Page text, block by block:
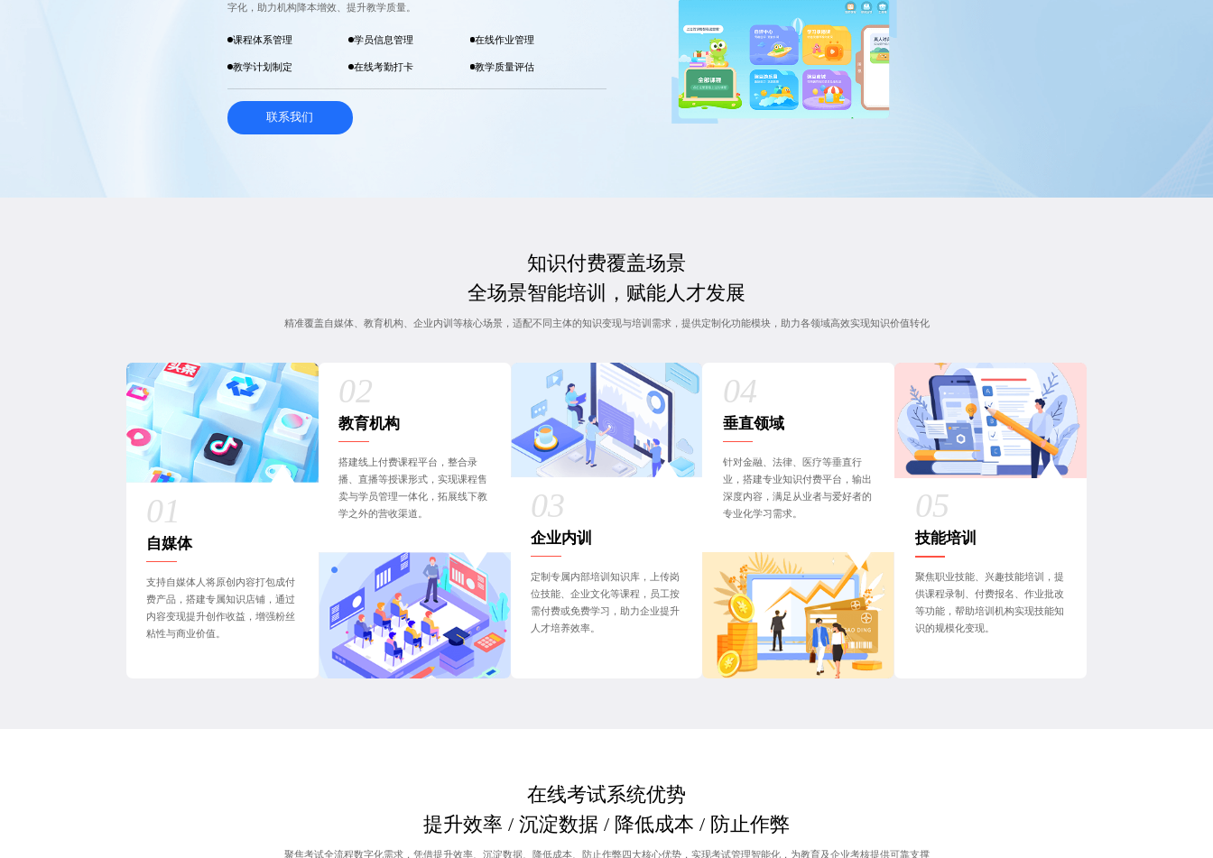
字化，助力机构降本增效、提升教学质量。
课程体系管理 学员信息管理 在线作业管理
教学计划制定 在线考勤打卡 教学质量评估
联系我们
知识付费覆盖场景
全场景智能培训，赋能人才发展
精准覆盖自媒体、教育机构、企业内训等核心场景，适配不同主体的知识变现与培训需求，提供定制化功能模块，助力各领域高效实现知识价值转化
自媒体
支持自媒体人将原创内容打包成付
费产品，搭建专属知识店铺，通过
内容变现提升创作收益，增强粉丝
粘性与商业价值。
教育机构
搭建线上付费课程平台，整合录
播、直播等授课形式，实现课程售
卖与学员管理一体化，拓展线下教
学之外的营收渠道。
企业内训
定制专属内部培训知识库，上传岗
位技能、企业文化等课程，员工按
需付费或免费学习，助力企业提升
人才培养效率。
垂直领域
针对金融、法律、医疗等垂直行
业，搭建专业知识付费平台，输出
深度内容，满足从业者与爱好者的
专业化学习需求。
技能培训
聚焦职业技能、兴趣技能培训，提
供课程录制、付费报名、作业批改
等功能，帮助培训机构实现技能知
识的规模化变现。
在线考试系统优势
提升效率 / 沉淀数据 / 降低成本 / 防止作弊
聚焦考试全流程数字化需求，凭借提升效率、沉淀数据、降低成本、防止作弊四大核心优势，实现考试管理智能化，为教育及企业考核提供可靠支撑